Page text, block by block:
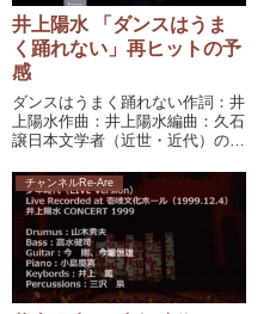
井上陽水 「ダンスはうま
く踊れない」再ヒットの予
感
ダンスはうまく踊れない作詞：井
上陽水作曲：井上陽水編曲：久石
譲日本文学者（近世・近代）のロ
陽水の楽曲「ダンスはうまく踊れ
ない」を こう訳した。I Can't
Dance So Well.「I can't dan
チャンネルRe-Are